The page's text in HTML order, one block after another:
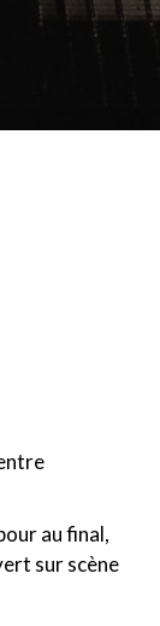
au final,
sur scène